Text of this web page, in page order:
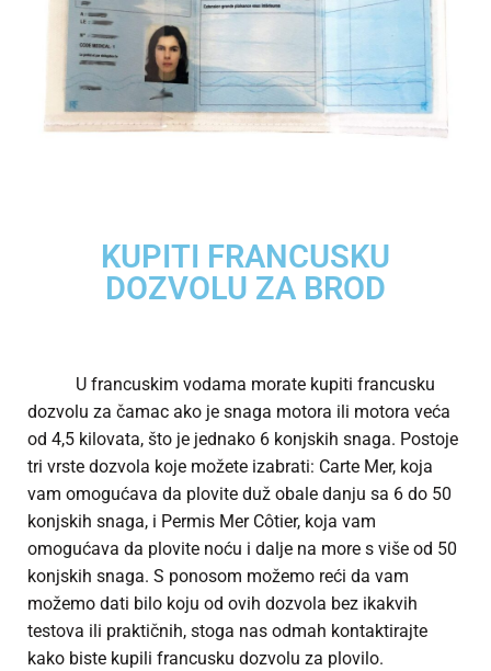
KUPITI FRANCUSKU
DOZVOLU ZA BROD
U francuskim vodama morate kupiti francusku
dozvolu za čamac ako je snaga motora ili motora veća
od 4,5 kilovata, što je jednako 6 konjskih snaga. Postoje
tri vrste dozvola koje možete izabrati: Carte Mer, koja
vam omogućava da plovite duž obale danju sa 6 do 50
konjskih snaga, i Permis Mer Côtier, koja vam
omogućava da plovite noću i dalje na more s više od 50
konjskih snaga. S ponosom možemo reći da vam
možemo dati bilo koju od ovih dozvola bez ikakvih
testova ili praktičnih, stoga nas odmah kontaktirajte
kako biste kupili francusku dozvolu za plovilo.